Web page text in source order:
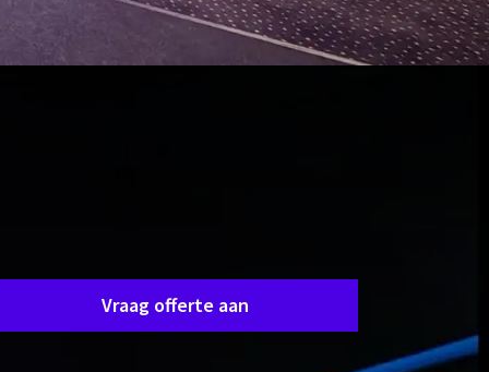
Vraag offerte aan